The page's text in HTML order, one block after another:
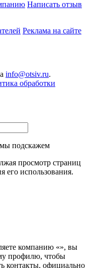
Написать отзыв
Реклама на сайте
info@otsiv.ru.
обработки
мы подскажем
просмотр страниц
его использования.
компанию «», вы
профилю, чтобы
контакты, официально